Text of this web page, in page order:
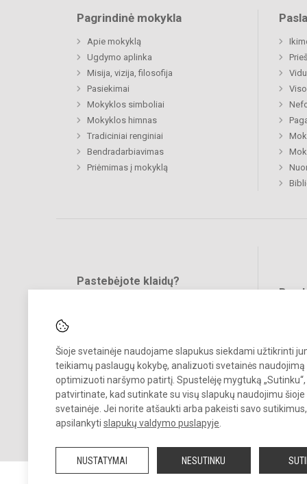
Šioje svetainėje naudojame slapukus siekdami užtikrinti
teikiamų paslaugų kokybę, analizuoti svetainės naudojimą
optimizuoti naršymo patirtį. Spustelėję mygtuką „Sutinku“,
patvirtinate, kad sutinkate su visų slapukų naudojimu šioje
svetainėje. Jei norite atšaukti arba pakeisti savo
apsilankyti slapukų valdymo puslapyje
NUSTATYMAI NESUTINKU
Pagrindinė mokykla
Apie mokyklą
Ugdymo aplinka
Misija, vizija, filosofija
Pasiekimai
Mokyklos simboliai
Mokyklos himnas
Tradiciniai renginiai
Bendradarbiavimas
Priėmimas į mokyklą
Pastebėjote klaidų?
© 2024. Kintų pagrindinė mokykla. Visos teisės saugomos.
Kopijuoti turinį be raštiško įstaigos administracijos sutikimo griežtai